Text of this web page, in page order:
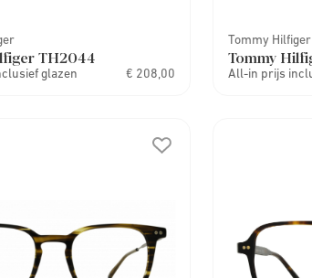
TH2044
glazen € 208,00
Tommy Hilfiger
Tommy
All-in prijs